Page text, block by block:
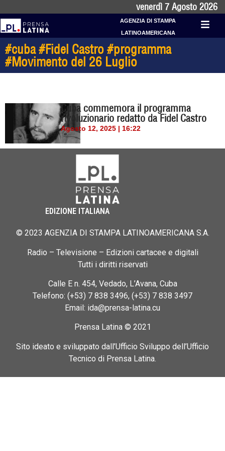
venerdì 7 Agosto 2026
AGENZIA DI STAMPA
LATINOAMERICANA
#cuba #Fidel Castro #programma
#Movimento del 26 Luglio
Cuba commemora il programma
rivoluzionario redatto da Fidel Castro
Agosto 12, 2025 | 16:22
EDIZIONE ITALIANA
© 2023 AGENZIA DI STAMPA LATINOAMERICANA S.A.
Radio – Televisione – Edizioni cartacee e digitali
Tutti i diritti riservati
Calle E n. 454, Vedado, L’Avana, Cuba
Telefono: (+53) 7 838 3496, (+53) 7 838 3497
Email: ida@prensa-latina.cu
Prensa Latina © 2021
Sito ideato e sviluppato dall’Ufficio Sviluppo dell’Ufficio
Tecnico di Prensa Latina.